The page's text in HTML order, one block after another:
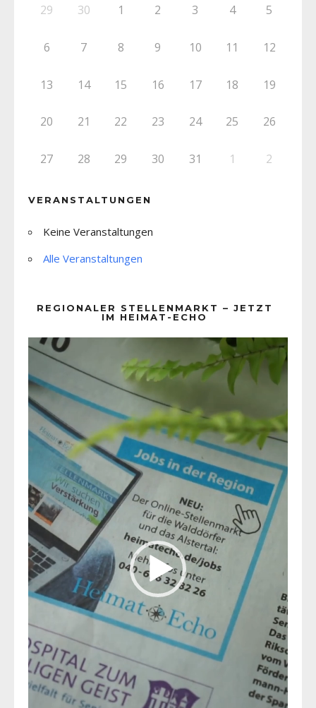
29 30 1 2 3 4 5
6 7 8 9 10 11 12
13 14 15 16 17 18 19
20 21 22 23 24 25 26
27 28 29 30 31 1 2
VERANSTALTUNGEN
Keine Veranstaltungen
Alle Veranstaltungen
REGIONALER STELLENMARKT – JETZT
IM HEIMAT-ECHO
Player